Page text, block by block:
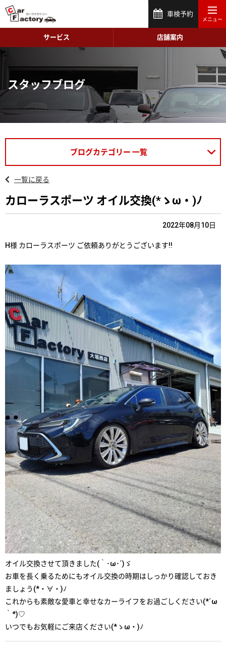
車検予約
サービス 店舗案内
スタッフブログ
ブログカテゴリー 一覧
一覧に戻る
カローラスポーツ オイル交換(*ゝω・)ﾉ
2022年08月10日
H様 カローラスポーツ ご依頼ありがとうございます!!
オイル交換させて頂きました(｀･ω･´)ゞ
お車を長く乗るためにもオイル交換の時期はしっかり確認しておき
ましょう(*・∀・)ﾉ
これからも素敵な愛車と幸せなカーライフをお過ごしください(*´ω
｀*)♡
いつでもお気軽にご来店ください(*ゝω・)ﾉ